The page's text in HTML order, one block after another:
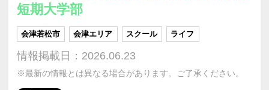
短期大学部
会津若松市 会津エリア スクール ライフ
情報掲載日：2026.06.23
※最新の情報とは異なる場合があります。ご了承ください。